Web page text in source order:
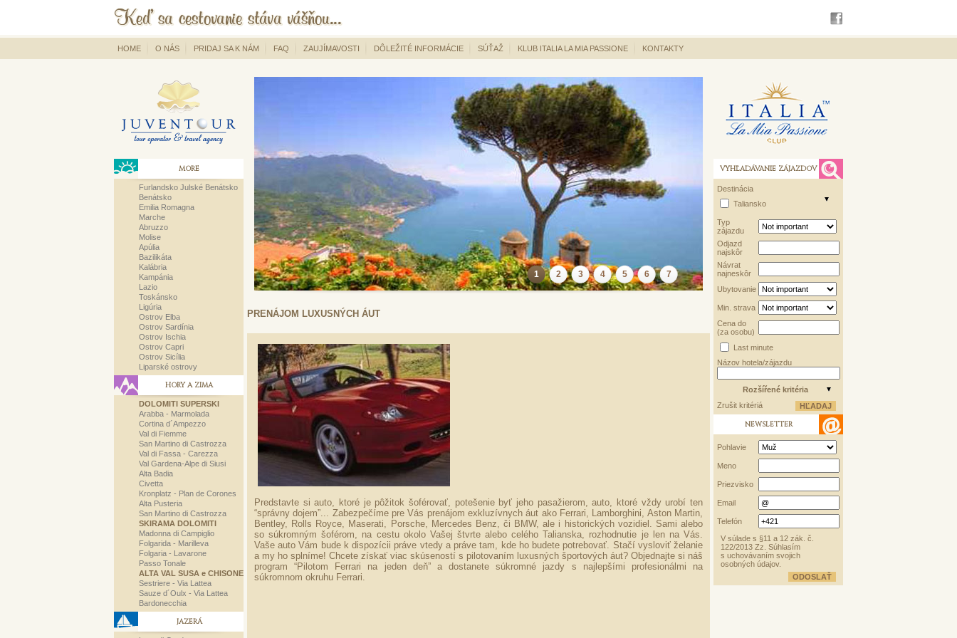
HOME O NÁS PRIDAJ SA K NÁM FAQ ZAUJÍMAVOSTI DÔLEŽITÉ INFORMÁCIE SÚŤAŽ KLUB ITALIA LA MIA PASSIONE KONTAKTY
MORE
Furlandsko Julské Benátsko
Benátsko
Emilia Romagna
Marche
Abruzzo
Molise
Apúlia
Bazilikáta
Kalábria
Kampánia
Lazio
Toskánsko
Ligúria
Ostrov Elba
Ostrov Sardínia
Ostrov Ischia
Ostrov Capri
Ostrov Sicília
Liparské ostrovy
HORY A ZIMA
DOLOMITI SUPERSKI
Arabba - Marmolada
Cortina d´Ampezzo
Val di Fiemme
San Martino di Castrozza
Val di Fassa - Carezza
Val Gardena-Alpe di Siusi
Alta Badia
Civetta
Kronplatz - Plan de Corones
Alta Pusteria
San Martino di Castrozza
SKIRAMA DOLOMITI
Madonna di Campiglio
Folgarida - Marilleva
Folgaria - Lavarone
Passo Tonale
ALTA VAL SUSA e CHISONE
Sestriere - Via Lattea
Sauze d´Oulx - Via Lattea
Bardonecchia
JAZERÁ
1 2 3 4 5 6 7
PRENÁJOM LUXUSNÝCH ÁUT
Predstavte si auto, ktoré je pôžitok šoférovať, potešenie byť jeho pasažierom, auto, ktoré vždy urobí ten
“správny dojem”... Zabezpečíme pre Vás prenájom exkluzívnych áut ako Ferrari, Lamborghini, Aston Martin,
Bentley, Rolls Royce, Maserati, Porsche, Mercedes Benz, či BMW, ale i historických vozidiel. Sami alebo
so súkromným šoférom, na cestu okolo Vašej štvrte alebo celého Talianska, rozhodnutie je len na Vás.
Vaše auto Vám bude k dispozícii práve vtedy a práve tam, kde ho budete potrebovať. Stačí vysloviť želanie
a my ho splníme! Chcete získať viac skúseností s pilotovaním luxusných športových áut? Objednajte si náš
program “Pilotom Ferrari na jeden deň” a dostanete súkromné jazdy s najlepšími profesionálmi na
súkromnom okruhu Ferrari.
VYHĽADÁVANIE ZÁJAZDOV
Destinácia
Taliansko
Typ
zájazdu
Odjazd
najskôr
Návrat
najneskôr
Ubytovanie
Min. strava
Cena do
(za osobu)
Last minute
Názov hotela/zájazdu
Rozšířené kritéria
Zrušit kritériá
NEWSLETTER
Pohlavie
Meno
Priezvisko
Email
Telefón
V súlade s §11 a 12 zák. č.
122/2013 Zz. Súhlasím
s uchovávaním svojich
osobných údajov.